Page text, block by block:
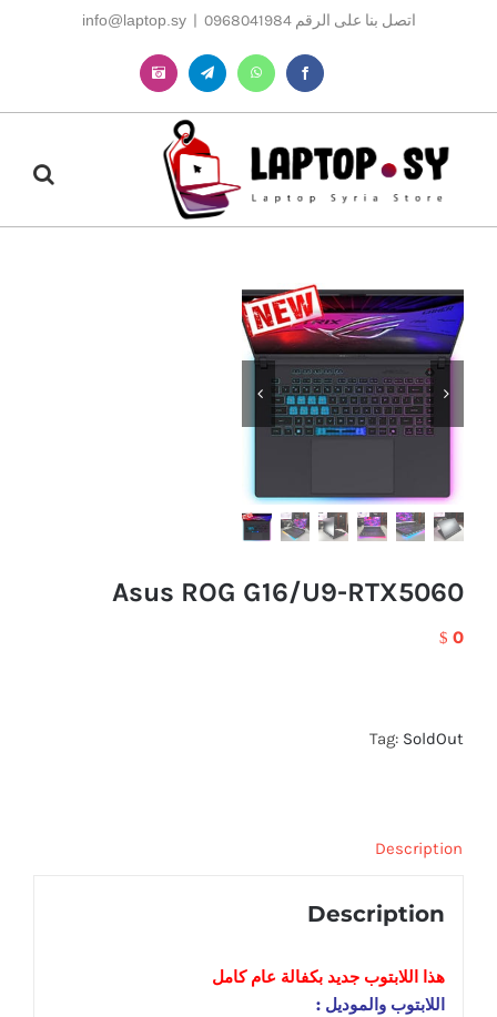
اتصل بنا على الرقم 0968041984 |
info@laptop.sy
Facebook
WhatsApp
Telegram
Instagram
Asus ROG G16/U9-RTX5060
$ 0
Tag: SoldOut
Description
Description
هذا اللابتوب جديد بكفالة عام كامل
اللابتوب والموديل :